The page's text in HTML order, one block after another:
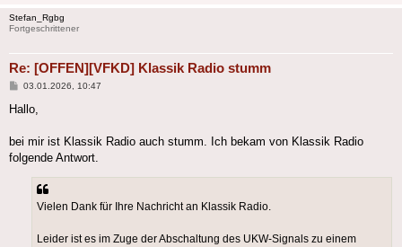
Stefan_Rgbg
Fortgeschrittener
Re: [OFFEN][VFKD] Klassik Radio stumm
Beitrag
03.01.2026, 10:47
Hallo,
bei mir ist Klassik Radio auch stumm. Ich bekam von Klassik Radio
folgende Antwort.
Vielen Dank für Ihre Nachricht an Klassik Radio.
Leider ist es im Zuge der Abschaltung des UKW-Signals zu einem